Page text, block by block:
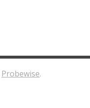
Probewise.